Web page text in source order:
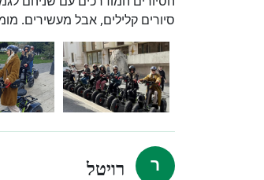
סיורים קלילים, אבל מעשירים.
רויטל